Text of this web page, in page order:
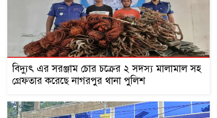
বিদ্যুৎ এর সরঞ্জাম চোর চক্রের ২ সদস্য মালামাল সহ
গ্রেফতার করেছে নাগরপুর থানা পুলিশ